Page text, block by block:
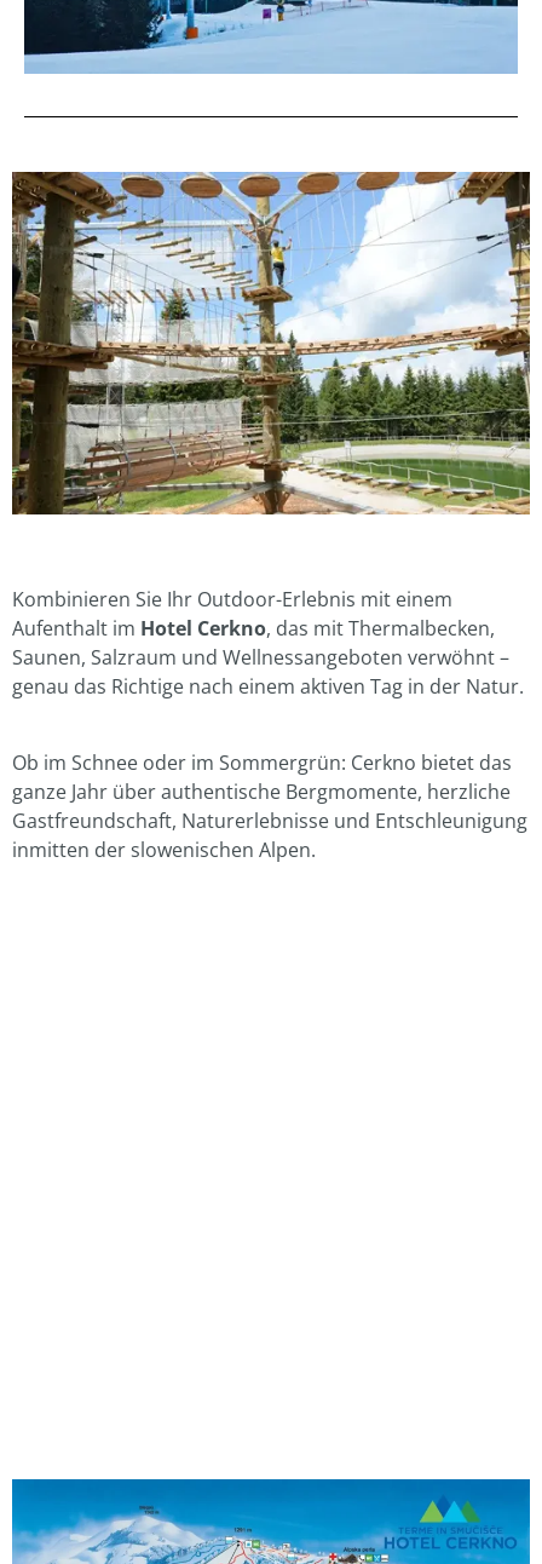
Kombinieren Sie Ihr Outdoor-Erlebnis mit einem
Aufenthalt im Hotel Cerkno, das mit Thermalbecken,
Saunen, Salzraum und Wellnessangeboten verwöhnt –
genau das Richtige nach einem aktiven Tag in der Natur.
Ob im Schnee oder im Sommergrün: Cerkno bietet das
ganze Jahr über authentische Bergmomente, herzliche
Gastfreundschaft, Naturerlebnisse und Entschleunigung
inmitten der slowenischen Alpen.